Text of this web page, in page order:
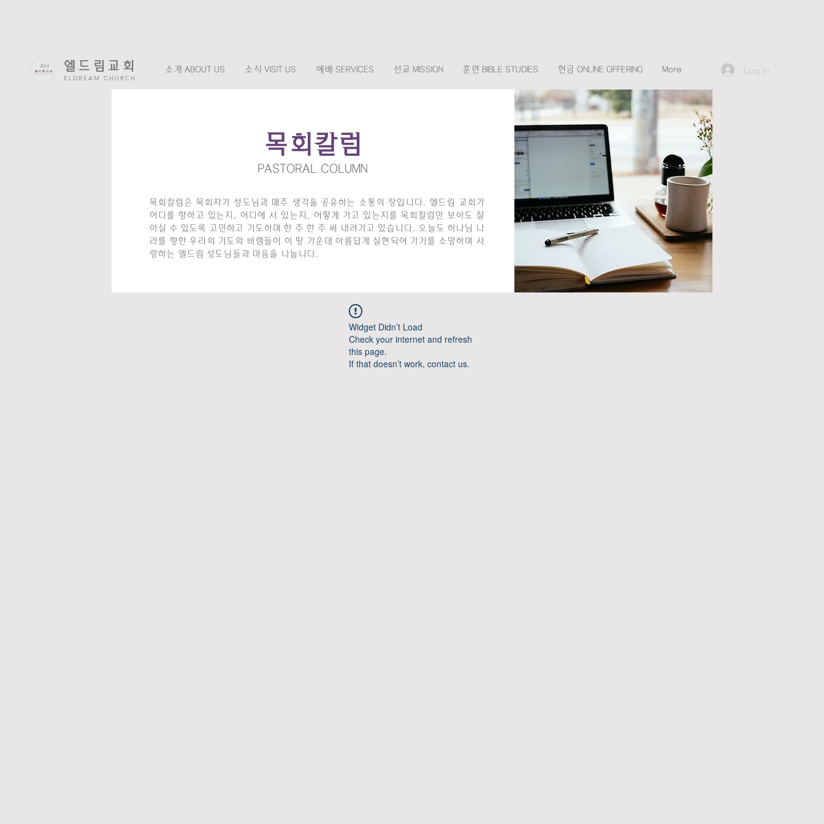
엘드림교회
ELDREAM CHURCH
소개 ABOUT US 소식 VISIT US 예배 SERVICES 선교 MISSION 훈련 BIBLE STUDIES 헌금 ONLINE OFFERING More Log In
목회칼럼
PASTORAL COLUMN
목회칼럼은 목회자가 성도님과 매주 생각을 공유하는 소통의 장입니다. 엘드림 교회가
어디를 향하고 있는지, 어디에 서 있는지, 어떻게 가고 있는지를 목회칼럼만 보아도 잘
아실 수 있도록 고민하고 기도하며 한 주 한 주 써 내려가고 있습니다. 오늘도 하나님 나
라를 향한 우리의 기도와 바램들이 이 땅 가운데 아름답게 실현되어 가기를 소망하며 ​사
랑하는 엘드림 성도님들과 마음을 나눕니다.
Widget Didn’t Load
Check your internet and refresh
this page.
If that doesn’t work, contact us.